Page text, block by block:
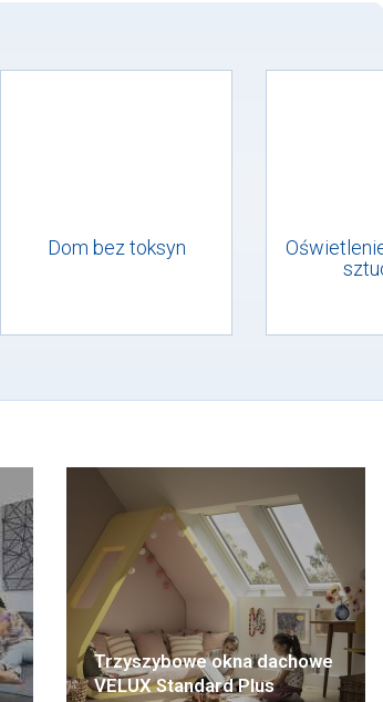
Dom bez toksyn
Trzyszybowe okna dachowe
VELUX Standard Plus